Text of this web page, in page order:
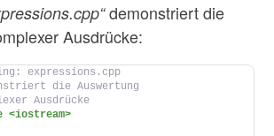
demonstriert die
Ausdrücke:
expressions.cpp
die Auswertung
Ausdrücke
<iostream>